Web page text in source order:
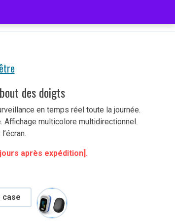
des doigts
en temps réel toute la journée.
Affichage multicolore multidirectionnel.
après expédition].
case